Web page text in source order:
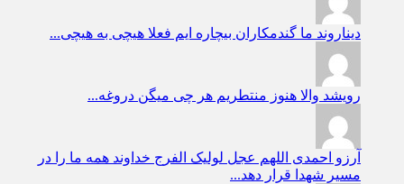
دیناروند ما گندمکاران بیچاره ایم فعلا هیچی به هیچی...
رویشد والا هنوز منتطریم هر چی میگن دروغه...
آرزو احمدی اللهم عجل لولیک الفرج خداوند همه ما را در
مسیر شهدا قرار دهد...